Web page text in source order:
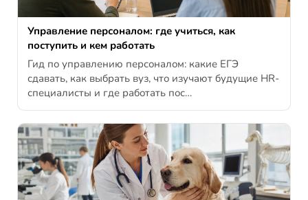
Управление персоналом: где учиться, как
поступить и кем работать
Гид по управлению персоналом: какие ЕГЭ
сдавать, как выбрать вуз, что изучают будущие HR-
специалисты и где работать пос…